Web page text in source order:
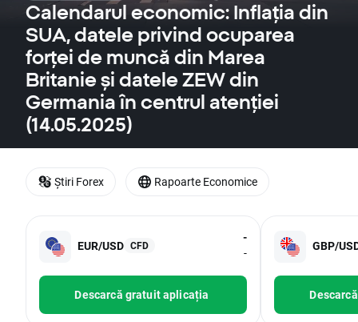
Calendarul economic: Inflația din
SUA, datele privind ocuparea
forței de muncă din Marea
Britanie și datele ZEW din
Germania în centrul atenției
(14.05.2025)
EUR/USD CFD
-
-
Descarcă gratuit aplicația
GBP/
Știri Forex Rapoarte Economice